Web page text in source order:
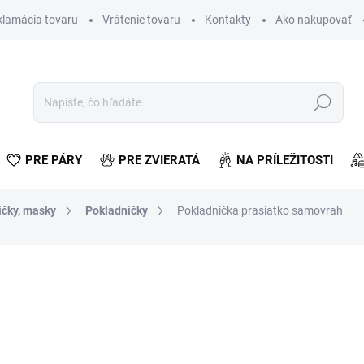
tovaru Vrátenie tovaru Kontakty Ako nakupovať
Hľadať
PRE PÁRY PRE ZVIERATÁ NA PRÍLEŽITOSTI
masky Pokladničky Pokladnička prasiatko samovrah